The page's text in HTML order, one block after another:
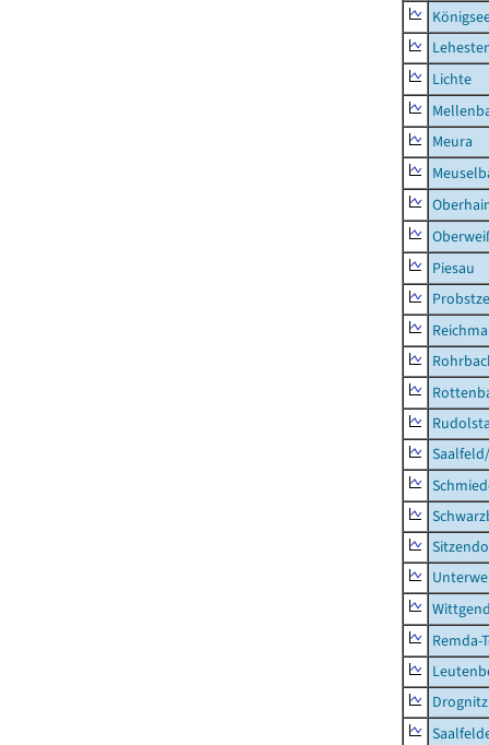
Lichte
Meura
Piesau
Remda-
Drognitz